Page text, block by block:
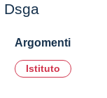
Dsga
Argomenti
Istituto